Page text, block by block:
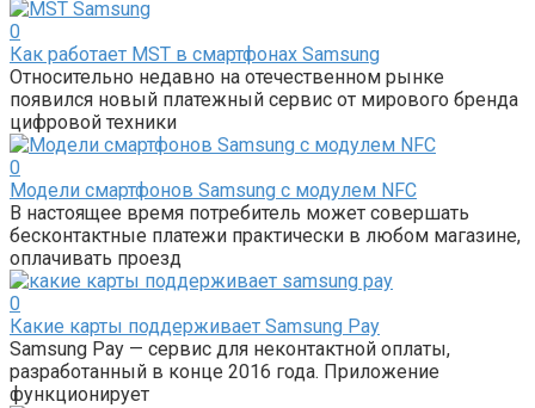
0
Как работает MST в смартфонах Samsung
Относительно недавно на отечественном рынке
появился новый платежный сервис от мирового бренда
цифровой техники
0
Модели смартфонов Samsung с модулем NFC
В настоящее время потребитель может совершать
бесконтактные платежи практически в любом магазине,
оплачивать проезд
0
Какие карты поддерживает Samsung Pay
Samsung Pay — сервис для неконтактной оплаты,
разработанный в конце 2016 года. Приложение
функционирует